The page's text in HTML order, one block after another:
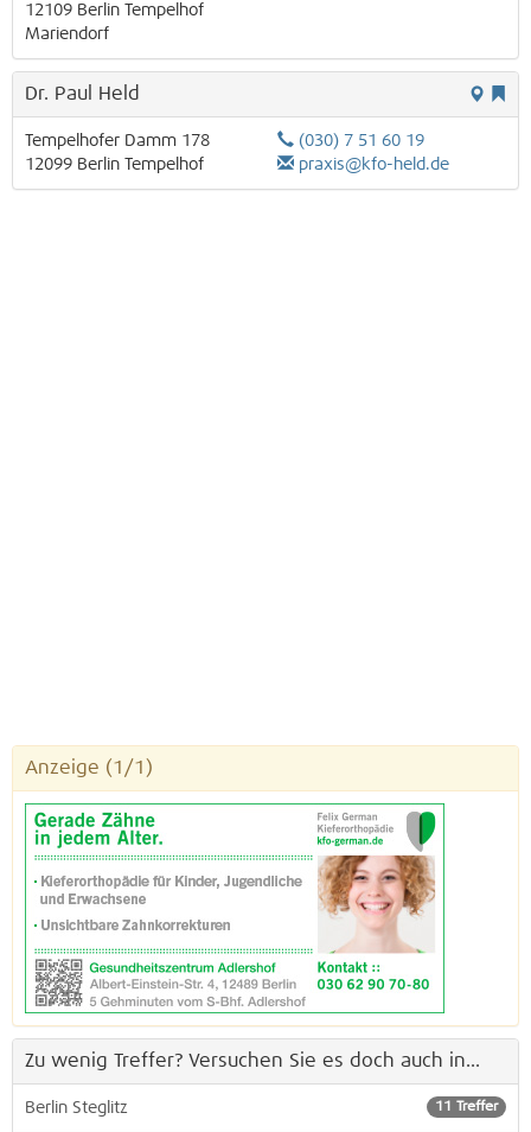
12109 Berlin Tempelhof
Mariendorf
Dr. Paul Held
Tempelhofer Damm 178
12099 Berlin Tempelhof
(030) 7 51 60 19
praxis@kfo-held.de
Anzeige (1/1)
Zu wenig Treffer? Versuchen Sie es doch auch in...
11 Treffer
Berlin Steglitz